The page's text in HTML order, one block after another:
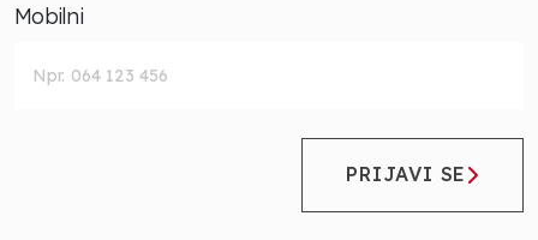
Mobilni
PRIJAVI SE